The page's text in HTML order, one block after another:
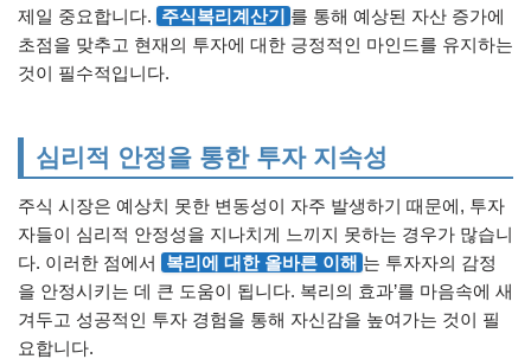
제일 중요합니다. 주식복리계산기 를 통해 예상된 자산 증가에
초점을 맞추고 현재의 투자에 대한 긍정적인 마인드를 유지하는
것이 필수적입니다.
심리적 안정을 통한 투자 지속성
주식 시장은 예상치 못한 변동성이 자주 발생하기 때문에, 투자
자들이 심리적 안정성을 지나치게 느끼지 못하는 경우가 많습니
다. 이러한 점에서
복리에 대한 올바른 이해 는 투자자의 감정
을 안정시키는 데 큰 도움이 됩니다. 복리의 효과’를 마음속에 새
겨두고 성공적인 투자 경험을 통해 자신감을 높여가는 것이 필
요합니다.